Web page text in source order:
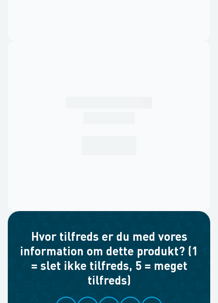
Hvor tilfreds er du med vores
information om dette produkt? (1
= slet ikke tilfreds, 5 = meget
tilfreds)